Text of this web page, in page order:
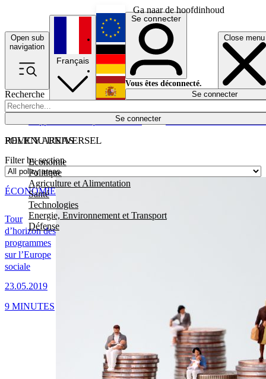
Ga naar de hoofdinhoud
Open sub
navigation
Close menu
Recherche
Se connecter
POLICY AREAS
Economie
Politique
Agriculture et Alimentation
Santé
Technologies
Energie, Environnement et Transport
Défense
Économie
Français
English
Deutsch
Español
Se connecter
Vous êtes déconnecté.
Se connecter
REVENU UNIVERSEL
Filter by section
Tour
d’horizon des
programmes
sur l’Europe
sociale
23.05.2019
ÉCONOMIE
9 MINUTES